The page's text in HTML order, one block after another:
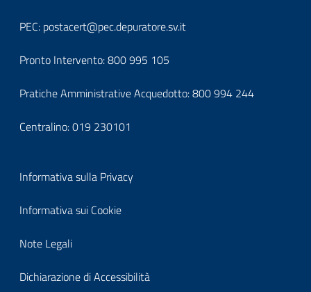
footerindirizzo
it-
block-
footercontatti
PEC: postacert@pec.depuratore.sv.it
Pronto Intervento:800 995 105
Pratiche Amministrative Acquedotto:800 994 244
Centralino:019 230101
Block
it-
block-
footerprivacy
Informativa sulla Privacy
Informativa sui Cookie
Note Legali
Dichiarazione di Accessibilità